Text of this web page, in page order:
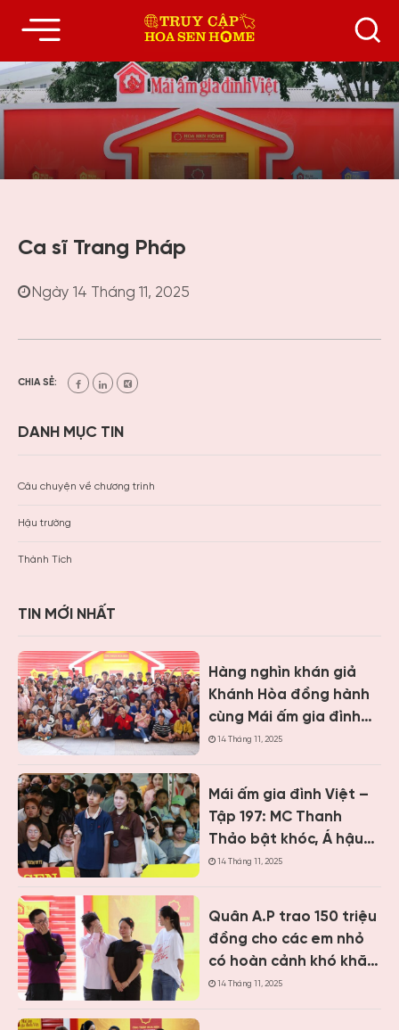
Ca sĩ Trang Pháp
Ngày 14 Tháng 11, 2025
CHIA SẺ:
DANH MỤC TIN
Câu chuyện về chương trình
Hậu trường
Thành Tích
TIN MỚI NHẤT
Hàng nghìn khán giả
Khánh Hòa đồng hành
cùng Mái ấm gia đình
Việt, trao hơn 9 tỷ
14 Tháng 11, 2025
Mái ấm gia đình Việt –
Tập 197: MC Thanh
Thảo bật khóc, Á hậu
Vân Nhi và ca sĩ Nguyễn
chăm mẹ bệnh tâm
thần
14 Tháng 11, 2025
Quân A.P trao 150 triệu
đồng cho các em nhỏ
có hoàn cảnh khó khăn
khi ghi hình “Mái ấm gia
14 Tháng 11, 2025